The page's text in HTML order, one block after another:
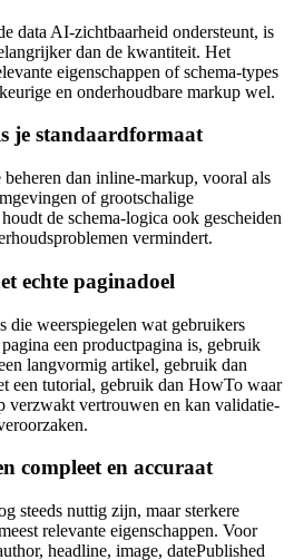
data AI‑zichtbaarheid ondersteunt, is
dan de kwantiteit. Het
eigenschappen of schema‑types
en onderhoudbare markup wel.
je standaardformaat
dan inline‑markup, vooral als
of grootschalige
de schema‑logica ook gescheiden
vermindert.
echte paginadoel
die weerspiegelen wat gebruikers
een productpagina is, gebruik
langvormig artikel, gebruik dan
een tutorial, gebruik dan HowTo waar
verzwakt vertrouwen en kan validatie‑
compleet en accuraat
steeds nuttig zijn, maar sterkere
relevante eigenschappen. Voor
headline, image, datePublished